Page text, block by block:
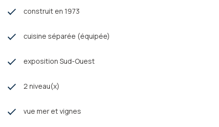
construit en 1973
cuisine séparée (équipée)
exposition Sud-Ouest
2 niveau(x)
vue mer et vignes